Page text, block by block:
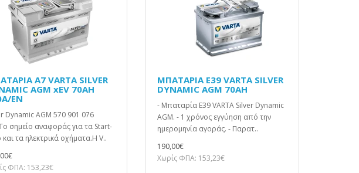
A7 VARTA SILVER
AGM xEV 70AH
EN
Dynamic AGM 570 901 076
σημείο αναφοράς για τα Start-
και τα ηλεκτρικά οχήματα.Η V..
ΦΠΑ: 153,23€
ΜΠΑΤΑΡΙΑ E39 VARTA SILVER
DYNAMIC AGM 70AH
- Μπαταρία E39 VARTA Silver Dynamic
AGM. - 1 χρόνος εγγύηση από την
ημερομηνία αγοράς. - Παρατ..
190,00€
Χωρίς ΦΠΑ: 153,23€